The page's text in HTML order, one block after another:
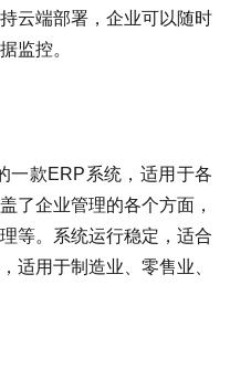
云端部署，企业可以随时
监控。
一款ERP系统，适用于各
了企业管理的各个方面，
等。系统运行稳定，适合
适用于制造业、零售业、